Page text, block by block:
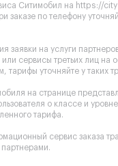
Ситимобил на https://
заказе по телефону
заявки на услуги
сервисы третьих лиц на
тарифы уточняйте у таких
на странице
о классе и
тарифа.
сервис заказа
партнерами.